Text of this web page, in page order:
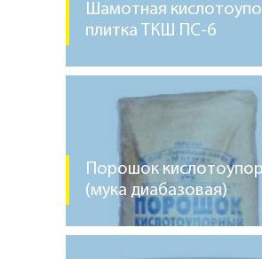
Шамотная
плитка ТКШ ПС-6
Порошок
(мука диабазовая)